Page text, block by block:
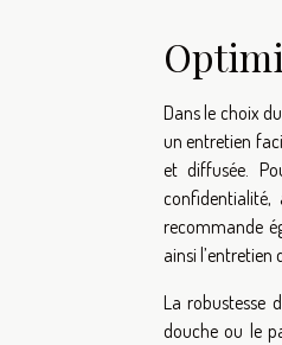
Dans le choix
un entretien
et diffusée.
confidentialité,
recommande
ainsi
La robustesse
douche ou le